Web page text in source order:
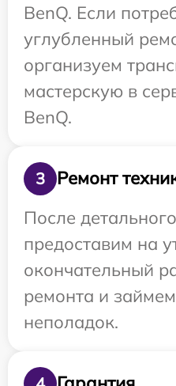
BenQ. Если
углубленный
организуем
мастерскую в
BenQ.
3
Ремонт
После
предоставим на
окончательный
ремонта и
неполадок.